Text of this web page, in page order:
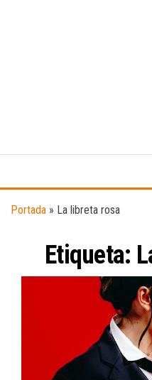
Portada » La libreta rosa
Etiqueta: